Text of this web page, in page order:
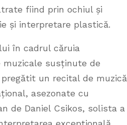
fiind prin ochiul și
și interpretare plastică.
în cadrul căruia
susținute de
un recital de muzică
asezonate cu
de Daniel Csikos, solista a